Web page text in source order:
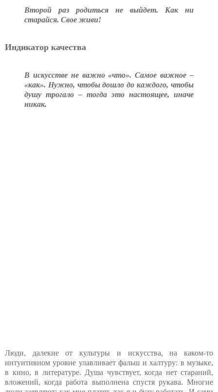
Второй раз родиться не выйдет. Как ни
старайся. Свое живи!
Индикатор качества
В искусстве не важно «что». Самое важное –
«как». Нужно, чтобы дошло до каждого, чтобы
душу трогало – тогда это настоящее, иначе
никак.
Люди, далекие от культуры и искусства, на каком-то
интуитивном уровне улавливает фальш и халтуру: в музыке,
в кино, в литературе. Душа чувствует, когда нет стараний,
вложений, когда работа выполнена спустя рукава. Многие